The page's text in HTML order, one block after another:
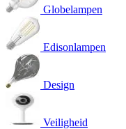
Globelampen
Edisonlampen
Design
Veiligheid